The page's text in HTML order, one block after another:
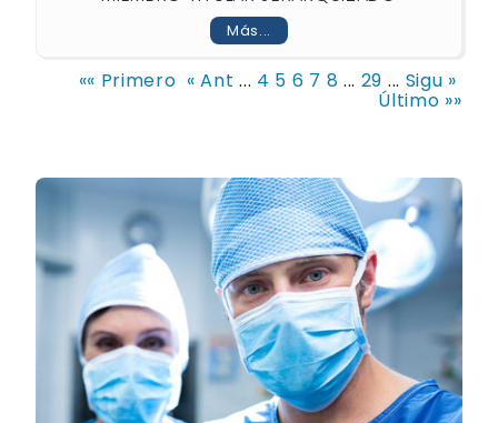
Más...
«« Primero « Ant ... 4 5 6 7 8 ... 29 ... Sigu »
Último »»